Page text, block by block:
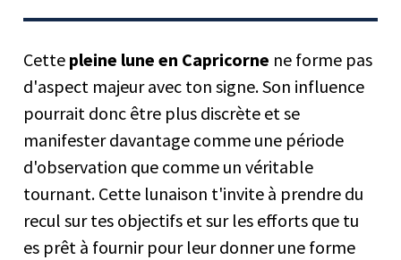
Cette pleine lune en Capricorne ne forme pas
d'aspect majeur avec ton signe. Son influence
pourrait donc être plus discrète et se
manifester davantage comme une période
d'observation que comme un véritable
tournant. Cette lunaison t'invite à prendre du
recul sur tes objectifs et sur les efforts que tu
es prêt à fournir pour leur donner une forme